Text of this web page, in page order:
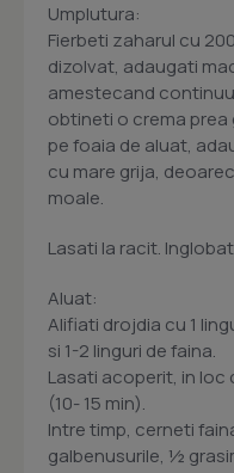
Umplutura:
Fierbeti zaharul cu
dizolvat, adaugati
amestecand
obtineti o crema
pe foaia de aluat,
cu mare grija,
moale.
Lasati la racit.
Aluat:
Alifiati drojdia cu 1
si 1-2 linguri de faina.
Lasati acoperit, in loc
(10- 15 min).
Intre timp, cerneti
galbenusurile, ½